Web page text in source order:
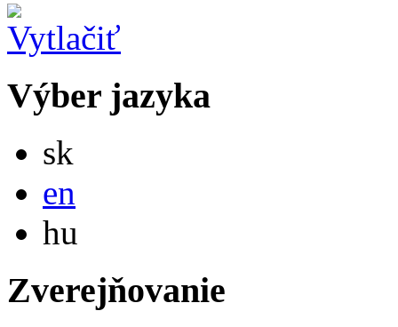
Výber jazyka
sk
en
hu
Zverejňovanie